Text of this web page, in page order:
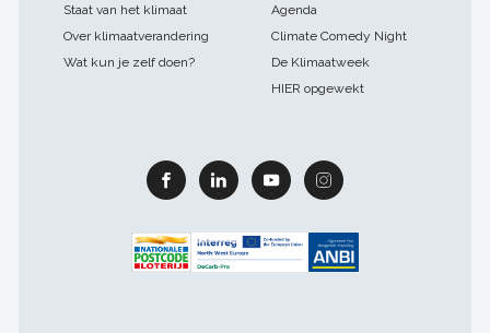
Staat van het klimaat
Over klimaatverandering
Wat kun je zelf doen?
Agenda
Climate Comedy Night
De Klimaatweek
HIER opgewekt
Facebook Linkedin Youtube Instagram